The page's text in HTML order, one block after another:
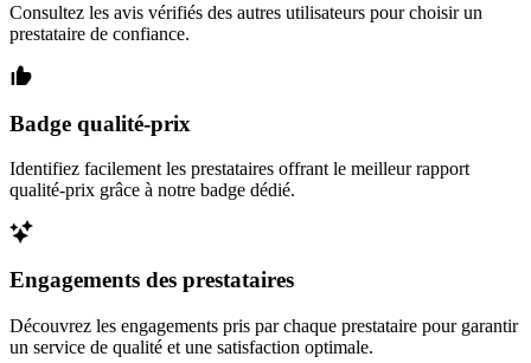
Consultez les avis vérifiés des autres utilisateurs pour choisir un
prestataire de confiance.
Badge qualité-prix
Identifiez facilement les prestataires offrant le meilleur rapport
qualité-prix grâce à notre badge dédié.
Engagements des prestataires
Découvrez les engagements pris par chaque prestataire pour garantir
un service de qualité et une satisfaction optimale.